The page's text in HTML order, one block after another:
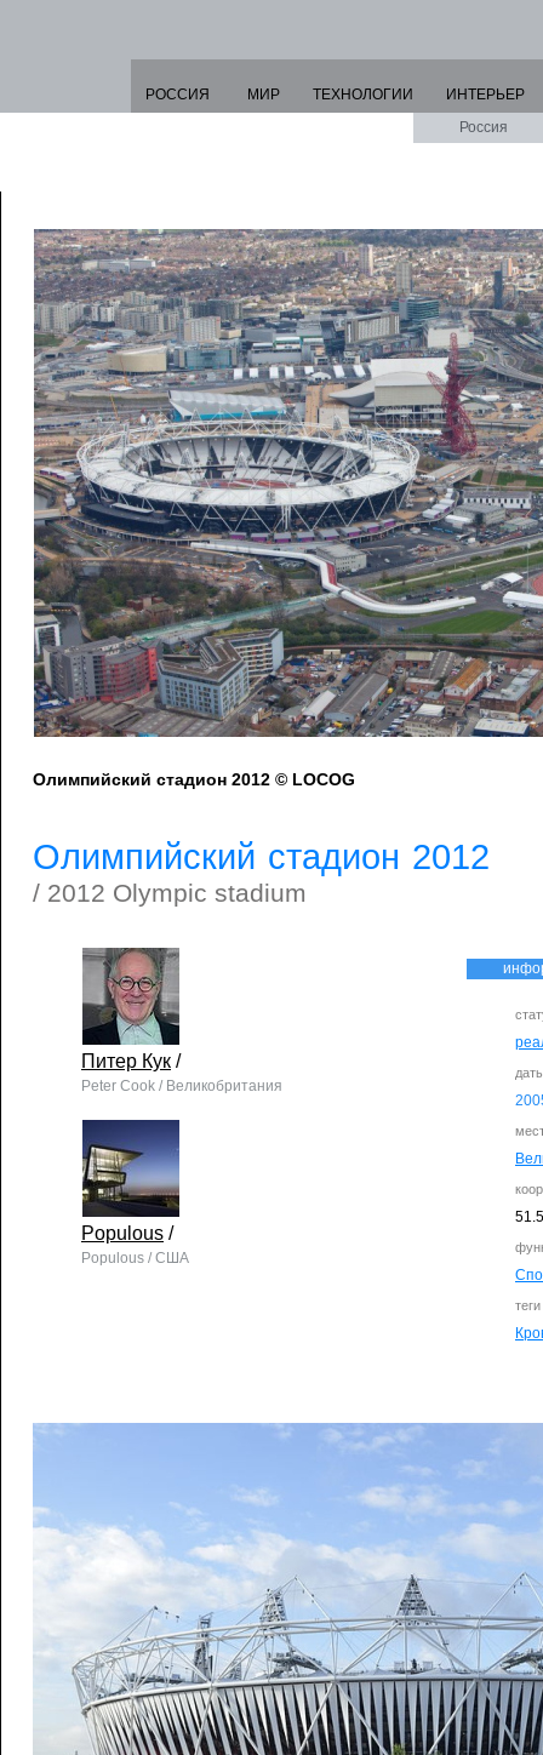
РОССИЯ МИР ТЕХНОЛОГИИ
ИНТЕРЬЕР
Россия
Олимпийский стадион 2012 © LOCOG
Олимпийский стадион 2012
/ 2012 Olympic stadium
теги
Питер Кук /
Peter Cook / Великобритания
Populous /
Populous / США